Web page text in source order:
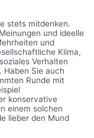
stets mitdenken.
und ideelle
und
Klima,
Verhalten
Haben Sie auch
Runde mit
konservative
einem solchen
lieber den Mund